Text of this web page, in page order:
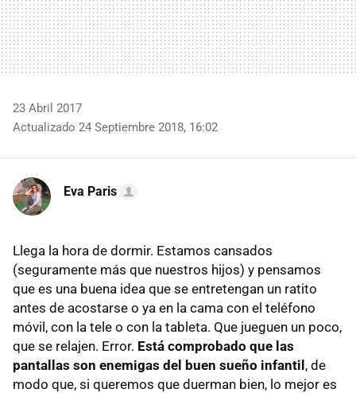
23 Abril 2017
Actualizado 24 Septiembre 2018, 16:02
Eva Paris
Llega la hora de dormir. Estamos cansados
(seguramente más que nuestros hijos) y pensamos
que es una buena idea que se entretengan un ratito
antes de acostarse o ya en la cama con el teléfono
móvil, con la tele o con la tableta. Que jueguen un poco,
que se relajen. Error. Está comprobado que las
pantallas son enemigas del buen sueño infantil, de
modo que, si queremos que duerman bien, lo mejor es